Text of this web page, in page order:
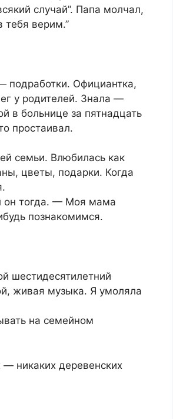
случай”. Папа молчал,
тебя верим.”
подработки. Официантка,
у родителей. Знала —
в больнице за пятнадцать
простаивал.
семьи. Влюбилась как
цветы, подарки. Когда
он тогда. — Моя мама
познакомимся.
шестидесятилетний
живая музыка. Я умоляла
на семейном
никаких деревенских